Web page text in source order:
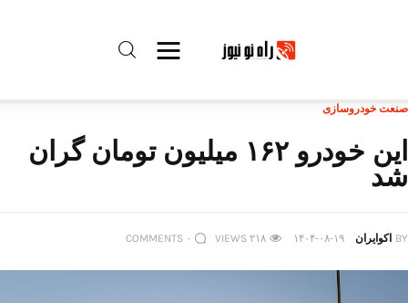
حفظ حریم شخصی
صنعت خودروسازی
این خودرو ۱۶۲ میلیون تومان گران
شد
BY اکوایران ۱۴۰۴-۰۸-۱۹ ۲۱۸ VIEWS ۰ COMMENTS